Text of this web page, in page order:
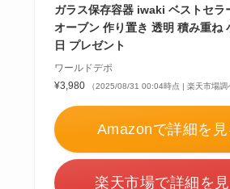
ガラス保存容器 iwaki ベストセラ
オーブン 作り置き 透明 積み重ね
日 プレゼント
ワールドデポ
¥3,980
（2025/08/31 00:04時点 | 楽天市場調
Amazonで詳細を
楽天市場で詳細を